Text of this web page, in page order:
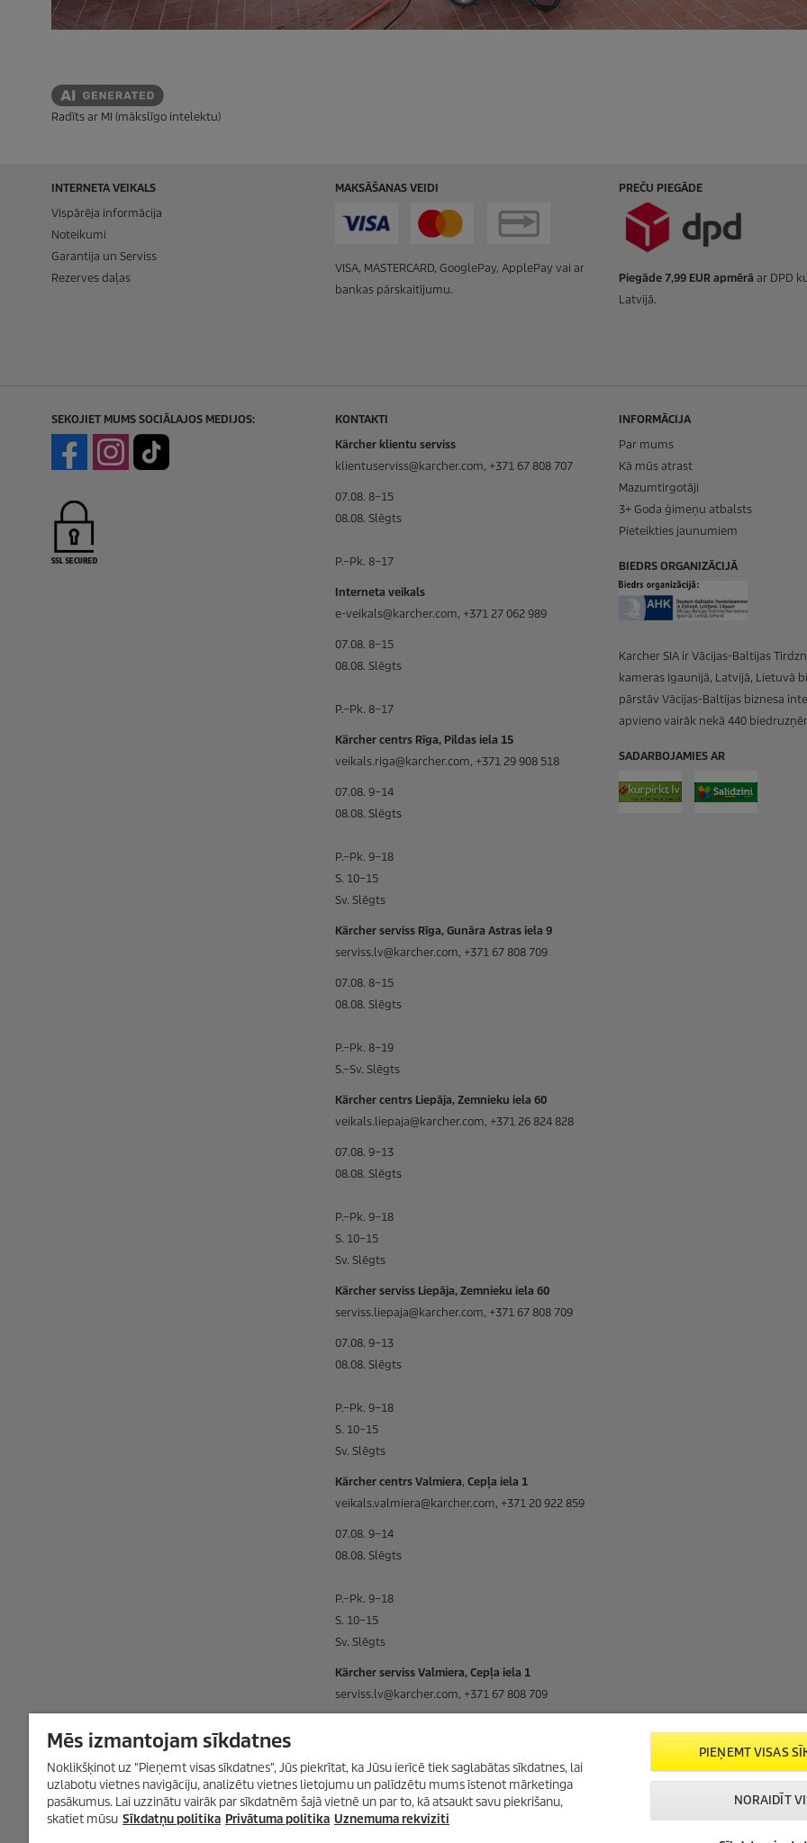
Radīts ar MI (mākslīgo intelektu)
INTERNETA VEIKALS
Vispārēja informācija
Noteikumi
Garantija un Serviss
Rezerves daļas
MAKSĀŠANAS VEIDI
VISA, MASTERCARD, GooglePay, ApplePay vai ar
bankas pārskaitījumu.
PREČU PIEGĀDE
Piegāde 7,99 EUR apmērā ar DPD
Latvijā.
SEKOJIET MUMS SOCIĀLAJOS MEDIJOS:
KONTAKTI
Kärcher klientu serviss
klientuserviss@karcher.com, +371 67 808 707
07.08. 8–15
08.08. Slēgts
P.–Pk. 8–17
Interneta veikals
e-veikals@karcher.com, +371 27 062 989
07.08. 8–15
08.08. Slēgts
P.–Pk. 8–17
Kärcher centrs Rīga, Pildas iela 15
veikals.riga@karcher.com, +371 29 908 518
07.08. 9–14
08.08. Slēgts
P.–Pk. 9–18
S. 10–15
Sv. Slēgts
Kärcher serviss Rīga, Gunāra Astras iela 9
serviss.lv@karcher.com, +371 67 808 709
07.08. 8–15
08.08. Slēgts
P.–Pk. 8–19
S.–Sv. Slēgts
Kärcher centrs Liepāja, Zemnieku iela 60
veikals.liepaja@karcher.com, +371 26 824 828
07.08. 9–13
08.08. Slēgts
P.–Pk. 9–18
S. 10–15
Sv. Slēgts
Kärcher serviss Liepāja, Zemnieku iela 60
serviss.liepaja@karcher.com, +371 67 808 709
07.08. 9–13
08.08. Slēgts
P.–Pk. 9–18
S. 10–15
Sv. Slēgts
Kärcher centrs Valmiera, Cepļa iela 1
veikals.valmiera@karcher.com, +371 20 922 859
07.08. 9–14
08.08. Slēgts
P.–Pk. 9–18
S. 10–15
Sv. Slēgts
Kärcher serviss Valmiera, Cepļa iela 1
serviss.lv@karcher.com, +371 67 808 709
P.–Pk. 9–18
S. 10–15
INFORMĀCIJA
Par mums
Kā mūs atrast
Mazumtirgotāji
3+ Goda ģimeņu atbalsts
Pieteikties jaunumiem
BIEDRS ORGANIZĀCIJĀ
Karcher SIA ir Vācijas-Baltijas
kameras Igaunijā, Latvijā, Lietuvā
pārstāv Vācijas-Baltijas biznesa
apvieno vairāk nekā 440
SADARBOJAMIES AR
Mēs izmantojam sīkdatnes
Noklikšķinot uz "Pieņemt visas sīkdatnes", Jūs piekrītat, ka Jūsu ierīcē tiek saglabātas sīkdatnes, lai
uzlabotu vietnes navigāciju, analizētu vietnes lietojumu un palīdzētu mums īstenot mārketinga
pasākumus. Lai uzzinātu vairāk par sīkdatnēm šajā vietnē un par to, kā atsaukt savu piekrišanu,
skatiet mūsu Sīkdatņu politika Privātuma politika Uznemuma rekviziti
PIEŅEMT VISAS
NORAIDĪT